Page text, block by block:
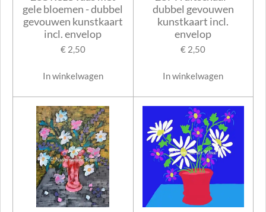
gele bloemen - dubbel
gevouwen kunstkaart
incl. envelop
€ 2,50
In winkelwagen
dubbel gevouwen
kunstkaart incl.
envelop
€ 2,50
In winkelwagen